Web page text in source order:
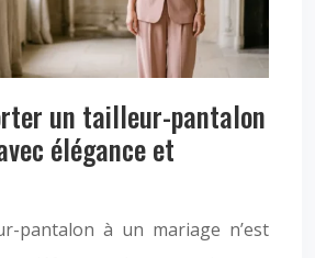
un tailleur-pantalon
élégance et
pantalon à un mariage n’est